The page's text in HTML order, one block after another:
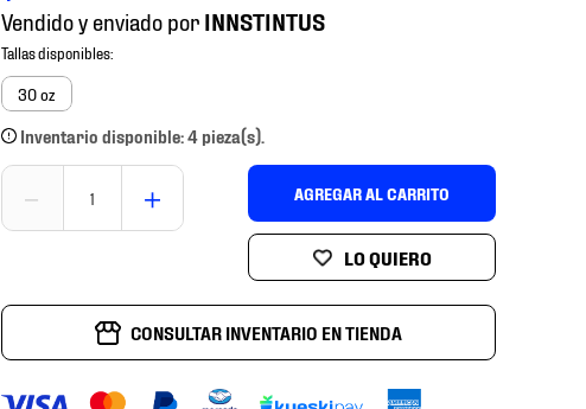
Vendido y enviado por
30 oz
Inventario disponible: 4 pieza(s).
＋
－ AGREGAR AL CARRITO
CONSULTAR INVENTARIO EN TIENDA